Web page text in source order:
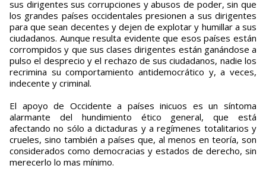
sus dirigentes sus corrupciones y abusos de poder, sin que
los grandes países occidentales presionen a sus dirigentes
para que sean decentes y dejen de explotar y humillar a sus
ciudadanos. Aunque resulta evidente que esos países están
corrompidos y que sus clases dirigentes están ganándose a
pulso el desprecio y el rechazo de sus ciudadanos, nadie los
recrimina su comportamiento antidemocrático y, a veces,
indecente y criminal.
El apoyo de Occidente a países inicuos es un síntoma
alarmante del hundimiento ético general, que está
afectando no sólo a dictaduras y a regímenes totalitarios y
crueles, sino también a países que, al menos en teoría, son
considerados como democracias y estados de derecho, sin
merecerlo lo mas mínimo.